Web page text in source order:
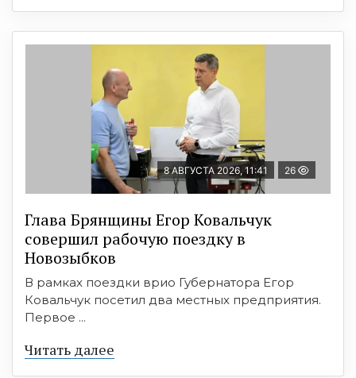
8 АВГУСТА 2026, 11:41 26
Глава Брянщины Егор Ковальчук
совершил рабочую поездку в
Новозыбков
В рамках поездки врио Губернатора Егор
Ковальчук посетил два местных предприятия.
Первое ...
Читать далее